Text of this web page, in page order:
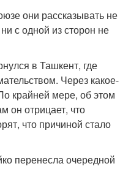
они рассказывать не
с одной из сторон не
в Ташкент, где
Через какое-
крайней мере, об этом
он отрицает, что
что причиной стало
перенесла очередной